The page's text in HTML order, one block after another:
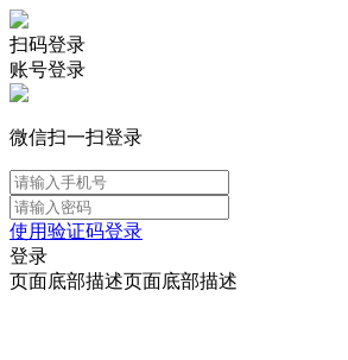
扫码登录
账号登录
微信扫一扫登录
使用验证码登录
登录
页面底部描述页面底部描述